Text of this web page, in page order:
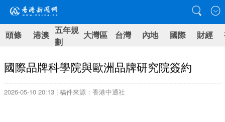
頭條 港澳 五年規
劃
大灣區 台灣 內地 國際 財經
國際品牌科學院與歐洲品牌研究院簽約
2026-05-10 20:13 | 稿件來源：香港中通社